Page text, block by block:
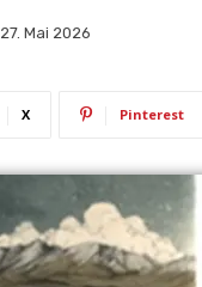
27. Mai 2026
X Pinterest